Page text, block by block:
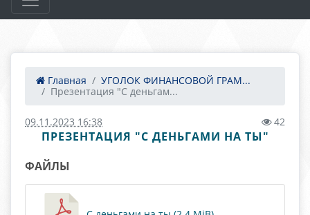
Главная
УГОЛОК ФИНАНСОВОЙ ГРАМ...
Презентация "С деньгам...
09.11.2023 16:38 42
ПРЕЗЕНТАЦИЯ "С ДЕНЬГАМИ НА ТЫ"
ФАЙЛЫ